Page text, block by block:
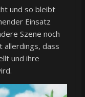
und so bleibt
Einsatz
Szene noch
allerdings, dass
und ihre